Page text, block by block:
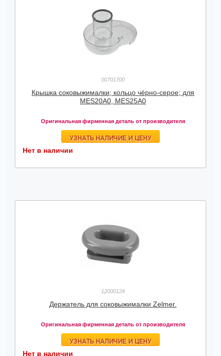
00701700
Крышка соковыжималки; кольцо чёрно-серое; для
MES20A0, MES25A0
Оригинальная фирменная деталь от производителя
УЗНАТЬ НАЛИЧИЕ И ЦЕНУ
Нет в наличии
12000124
Держатель для соковыжималки Zelmer.
Оригинальная фирменная деталь от производителя
УЗНАТЬ НАЛИЧИЕ И ЦЕНУ
Нет в наличии